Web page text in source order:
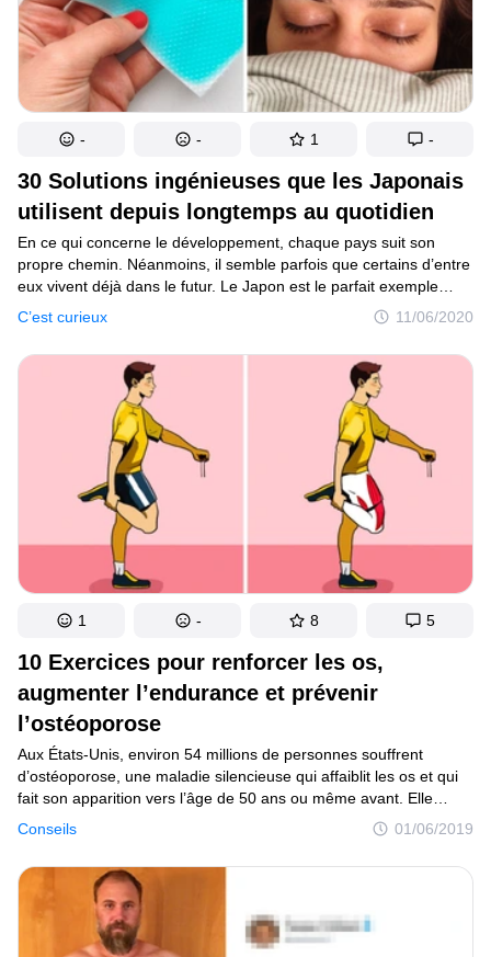
30 Solutions ingénieuses que les Japonais
utilisent depuis longtemps au quotidien
C’est curieux 11/06/2020
En ce qui concerne le développement, chaque pays suit son
propre chemin. Néanmoins, il semble parfois que certains d’entre
eux vivent déjà dans le futur. Le Japon est le parfait exemple
du pays où les gens modifient des choses complètement
ordinaires et les améliorent afin de rendre leur vie plus facile
et pratique. Cependant, bien que le Japon ait fait d’incroyables
progrès technologiques, les Japonais gardent une attitude
particulière envers la nature et chérissent les petits plaisirs,
et cela a sûrement un impact sur leur mode de vie et sa qualité.
- - 1 -
10 Exercices pour renforcer les os,
augmenter l’endurance et prévenir
l’ostéoporose
Conseils 01/06/2019
Aux États-Unis, environ 54 millions de personnes souffrent
d’ostéoporose, une maladie silencieuse qui affaiblit les os et qui
fait son apparition vers l’âge de 50 ans ou même avant. Elle
touche principalement les femmes âgées, provoquant des
fractures de la hanche et de la colonne vertébrale, affectant
la mobilité et l’autonomie. Pour réduire les risques, il est essentiel
de maintenir une vie saine, en consacrant environ 30 minutes
ou 1 heure à certaines activités, toujours accompagnées d’une
alimentation équilibrée.
1 - 8 5